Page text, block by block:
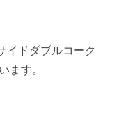
イドダブルコーク
ます。